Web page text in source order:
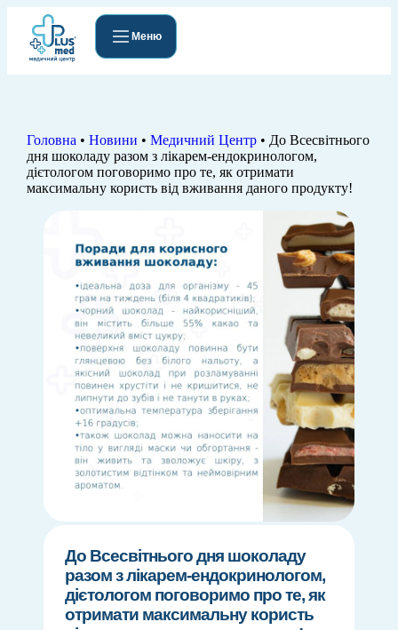
Меню
Головна • Новини • Медичний Центр• До Всесвітнього
дня шоколаду разом з лікарем-ендокринологом,
дієтологом поговоримо про те, як отримати
максимальну користь від вживання даного продукту!
До Всесвітнього дня шоколаду
разом з лікарем-ендокринологом,
дієтологом поговоримо про те, як
отримати максимальну користь